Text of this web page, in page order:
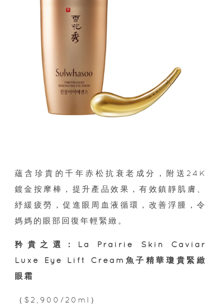
蘊含珍貴的千年赤松抗衰老成分，附送24K
鍍金按摩棒，提升產品效果，有效鎮靜肌膚、
紓緩疲勞，促進眼周血液循環，改善浮腫，令
媽媽的眼部回復年輕緊緻。
矜貴之選：La Prairie Skin Caviar
Luxe Eye Lift Cream魚子精華瓊貴緊緻
眼霜
（$2,900/20ml）